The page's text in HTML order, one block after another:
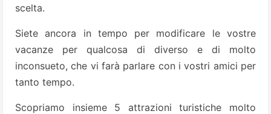
scelta.
Siete ancora in tempo per modificare le vostre
vacanze per qualcosa di diverso e di molto
inconsueto, che vi farà parlare con i vostri amici per
tanto tempo.
Scopriamo insieme 5 attrazioni turistiche molto